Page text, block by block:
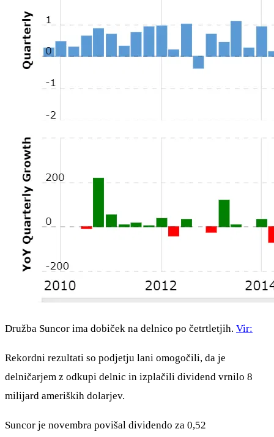
Družba Suncor ima dobiček na delnico po četrtletjih. Vir:
Rekordni rezultati so podjetju lani omogočili, da je
delničarjem z odkupi delnic in izplačili dividend vrnilo 8
milijard ameriških dolarjev.
Suncor je novembra povišal dividendo za 0,52